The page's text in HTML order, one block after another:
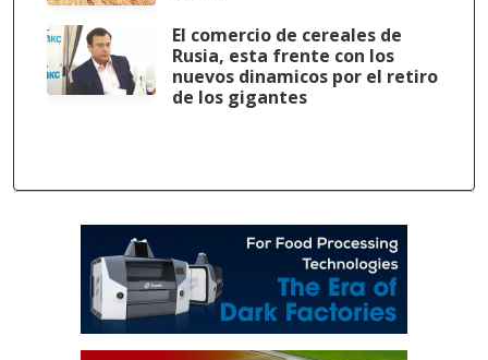
El comercio de cereales de
Rusia, esta frente con los
nuevos dinamicos por el retiro
de los gigantes